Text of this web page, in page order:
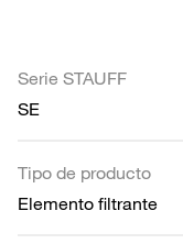
Serie STAUFF
SE
Tipo de producto
Elemento filtrante